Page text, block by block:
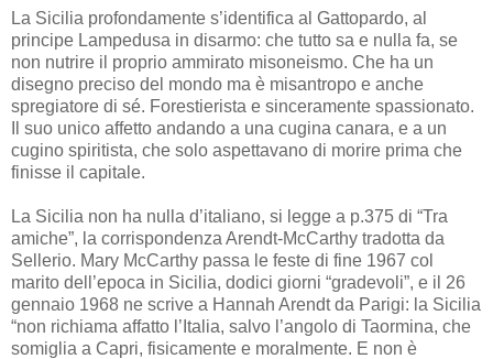
La Sicilia profondamente s’identifica al Gattopardo, al
principe Lampedusa in disarmo: che tutto sa e nulla fa, se
non nutrire il proprio ammirato misoneismo. Che ha un
disegno preciso del mondo ma è misantropo e anche
spregiatore di sé. Forestierista e sinceramente spassionato.
Il suo unico affetto andando a una cugina canara, e a un
cugino spiritista, che solo aspettavano di morire prima che
finisse il capitale.
La Sicilia non ha nulla d’italiano, si legge a p.375 di “Tra
amiche”, la corrispondenza Arendt-McCarthy tradotta da
Sellerio. Mary McCarthy passa le feste di fine 1967 col
marito dell’epoca in Sicilia, dodici giorni “gradevoli”, e il 26
gennaio 1968 ne scrive a Hannah Arendt da Parigi: la Sicilia
“non richiama affatto l’Italia, salvo l’angolo di Taormina, che
somiglia a Capri, fisicamente e moralmente. E non è